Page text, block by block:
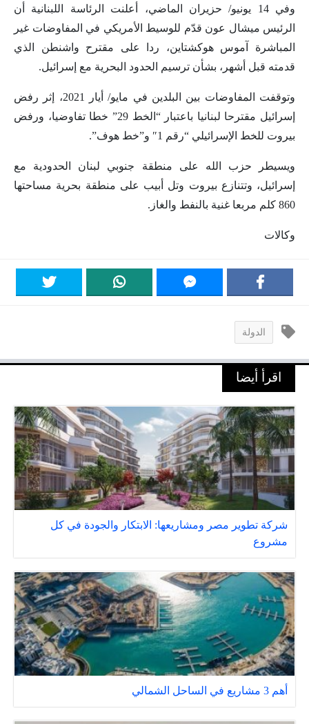
وفي 14 يونيو/ حزيران الماضي، أعلنت الرئاسة اللبنانية أن
الرئيس ميشال عون قدّم للوسيط الأمريكي في المفاوضات غير
المباشرة آموس هوكشتاين، ردا على مقترح واشنطن الذي
قدمته قبل أشهر، بشأن ترسيم الحدود البحرية مع إسرائيل.
وتوقفت المفاوضات بين البلدين في مايو/ أيار 2021، إثر رفض
إسرائيل مقترحا لبنانيا باعتبار “الخط 29” خطا تفاوضيا، ورفض
بيروت للخط الإسرائيلي “رقم 1″ و”خط هوف”.
ويسيطر حزب الله على منطقة جنوبي لبنان الحدودية مع
إسرائيل، وتتنازع بيروت وتل أبيب على منطقة بحرية مساحتها
860 كلم مربعا غنية بالنفط والغاز.
وكالات
الدولة
اقرأ أيضا
شركة تطوير مصر ومشاريعها: الابتكار والجودة في كل
مشروع
أهم 3 مشاريع في الساحل الشمالي